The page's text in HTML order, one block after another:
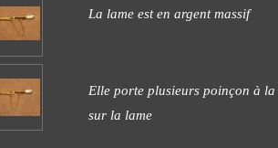
La lame est en argent massif
Elle porte plusieurs poinçon à
sur la lame